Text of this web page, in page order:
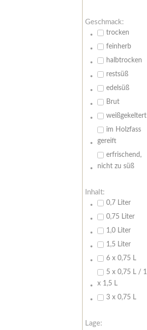
Geschmack:
trocken
feinherb
halbtrocken
restsüß
edelsüß
Brut
weißgekeltert
im Holzfass
gereift
erfrischend,
nicht zu süß
Inhalt:
0,7 Liter
0,75 Liter
1,0 Liter
1,5 Liter
6 x 0,75 L
5 x 0,75 L / 1
x 1,5 L
3 x 0,75 L
Lage: